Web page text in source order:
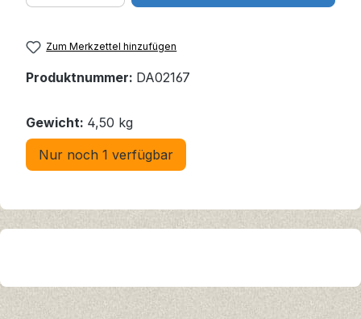
Zum Merkzettel hinzufügen
Produktnummer: DA02167
Gewicht: 4,50 kg
Nur noch 1 verfügbar